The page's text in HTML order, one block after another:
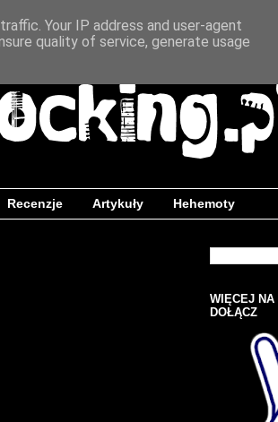
Recenzje Artykuły Hehemoty
WIĘCEJ NA
DOŁĄCZ
Your IP address and user-agent
quality of service, generate usage